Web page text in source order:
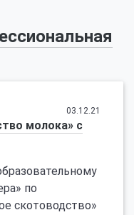
03.12.21
молока» с
по
скотоводство»